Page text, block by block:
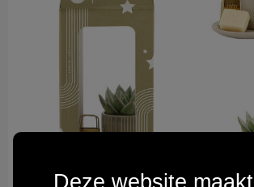
Technologie & gadgets
Themageschenken
Overig